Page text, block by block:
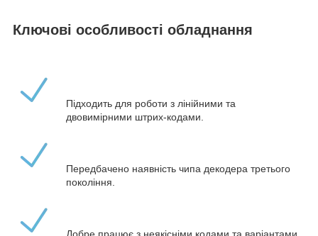
Ключові особливості обладнання
Підходить для роботи з лінійними та
двовимірними штрих-кодами.
Передбачено наявність чипа декодера третього
покоління.
Добре працює з неякісніми кодами та варіантами